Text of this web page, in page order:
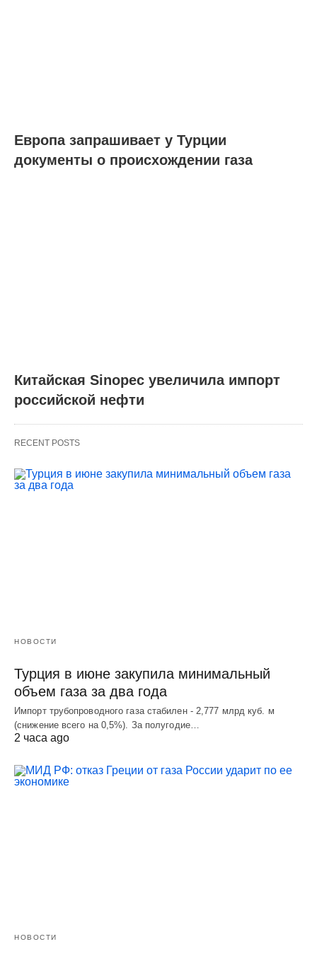
Европа запрашивает у Турции
документы о происхождении газа
Китайская Sinopec увеличила импорт
российской нефти
RECENT POSTS
НОВОСТИ
Турция в июне закупила минимальный
объем газа за два года
Импорт трубопроводного газа стабилен - 2,777 млрд куб. м
(снижение всего на 0,5%). За полугодие…
2 часа ago
НОВОСТИ